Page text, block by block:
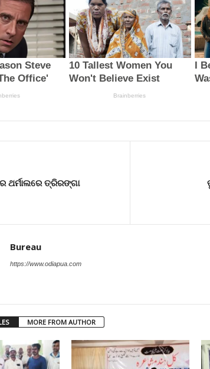
ଥର୍ମାଲରେ ତ୍ରିରଙ୍ଗା
Bureau
https://www.odiapua.com
MORE FROM AUTHOR